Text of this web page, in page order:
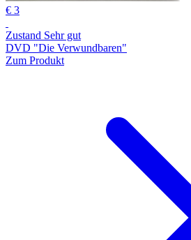
€ 3
Zustand Sehr gut
DVD "Die Verwundbaren"
Zum Produkt